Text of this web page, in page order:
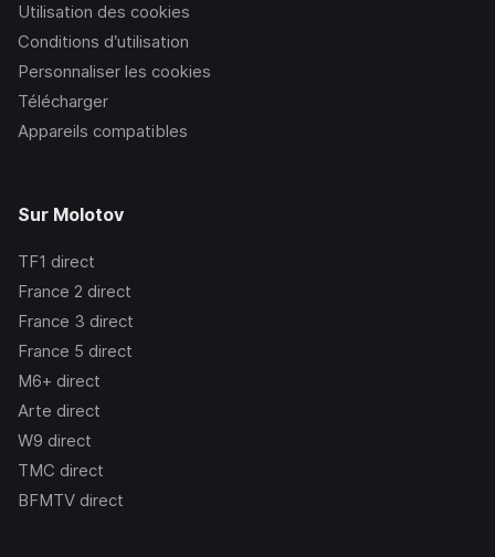
Utilisation des cookies
Conditions d’utilisation
Personnaliser les cookies
Télécharger
Appareils compatibles
Sur Molotov
TF1 direct
France 2 direct
France 3 direct
France 5 direct
M6+ direct
Arte direct
W9 direct
TMC direct
BFMTV direct